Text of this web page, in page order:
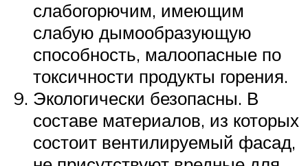
слабогорючим, имеющим
слабую дымообразующую
способность, малоопасные по
токсичности продукты горения.
Экологически безопасны. В
составе материалов, из которых
состоит вентилируемый фасад,